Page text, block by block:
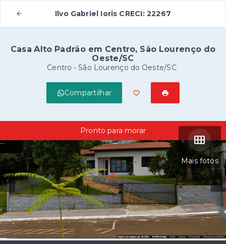
Ilvo Gabriel Ioris CRECI: 22267
Casa Alto Padrão em Centro, São Lourenço do
Oeste/SC
Centro - São Lourenço do Oeste/SC
Compartilhar
Mais fotos
Pronto para morar